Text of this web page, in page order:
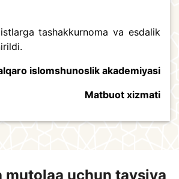
tashakkurnoma va esdalik
islomshunoslik akademiyasi
Matbuot xizmati
mutolaa uchun tavsiya